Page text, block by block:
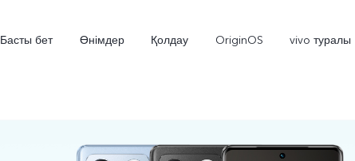
Басты бет Өнімдер Қолдау OriginOS vivo туралы